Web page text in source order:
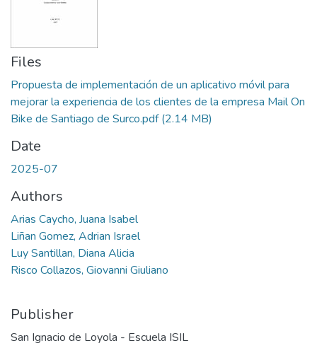
Files
Propuesta de implementación de un aplicativo móvil para
mejorar la experiencia de los clientes de la empresa Mail On
Bike de Santiago de Surco.pdf(2.14 MB)
Date
2025-07
Authors
Arias Caycho, Juana Isabel
Liñan Gomez, Adrian Israel
Luy Santillan, Diana Alicia
Risco Collazos, Giovanni Giuliano
Publisher
San Ignacio de Loyola - Escuela ISIL